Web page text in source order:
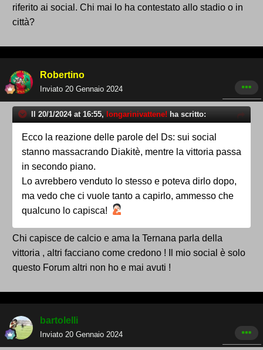
riferito ai social. Chi mai lo ha contestato allo stadio o in
città?
Robertino
Inviato 20 Gennaio 2024
Il 20/1/2024 at 16:55, longarinivattene! ha scritto:
Ecco la reazione delle parole del Ds: sui social
stanno massacrando Diakitè, mentre la vittoria passa
in secondo piano.
Lo avrebbero venduto lo stesso e poteva dirlo dopo,
ma vedo che ci vuole tanto a capirlo, ammesso che
qualcuno lo capisca!
Chi capisce de calcio e ama la Ternana parla della
vittoria , altri facciano come credono ! Il mio social è solo
questo Forum altri non ho e mai avuti !
bartolelli
Inviato 20 Gennaio 2024